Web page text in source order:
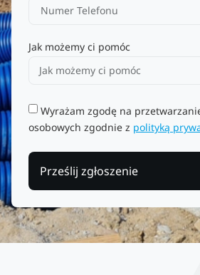
Jak możemy ci pomóc
Wyrażam zgodę na
osobowych zgodnie z polityką
Prześlij zgłoszenie